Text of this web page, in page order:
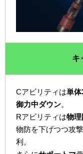
キ
Cアビリティは単
御力中ダウン。
Rアビリティは物
物防を下げつつ攻
利。